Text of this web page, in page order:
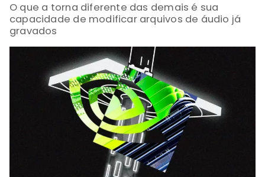
O que a torna diferente das demais é sua
capacidade de modificar arquivos de áudio já
gravados